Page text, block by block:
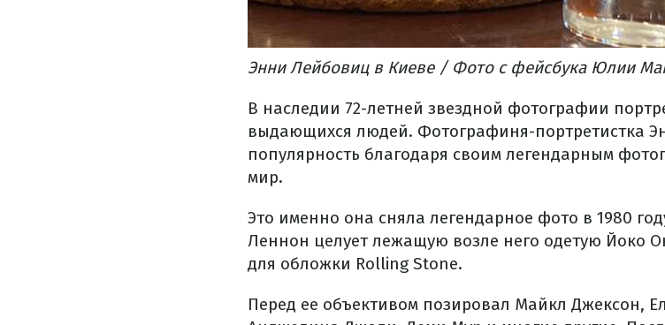
Энни Лейбовиц в Киеве / Фото с фейсбука Юлии
В наследии 72-летней звездной фотографии
выдающихся людей. Фотографиня-портретистка
популярность благодаря своим легендарным
мир.
Это именно она сняла легендарное фото в 1980
Леннон целует лежащую возле него одетую Йоко
для обложки Rolling Stone.
Перед ее объективом позировал Майкл Джексон,